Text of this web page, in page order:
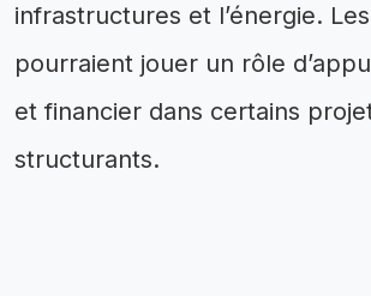
infrastructures et l’énergie.
pourraient jouer un rôle
et financier dans certains
structurants.